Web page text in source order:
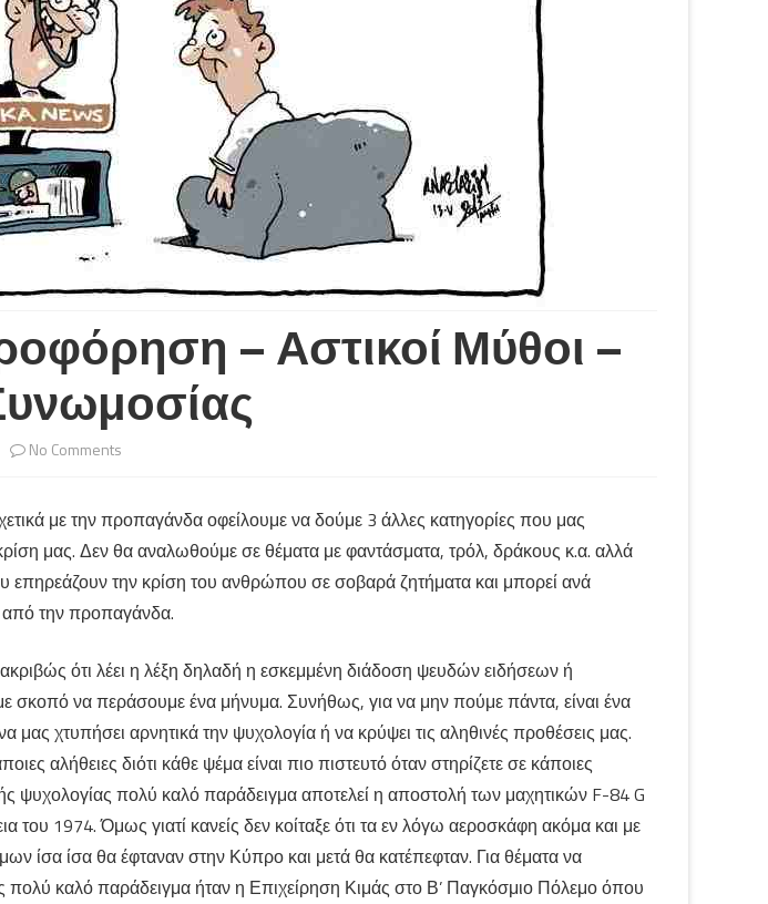
– Αστικοί Μύθοι –
No Commentson
–
Αστικοί
Μύθοι
Θεωρίες
Συνωμοσίας
με την προπαγάνδα οφείλουμε να δούμε 3 άλλες κατηγορίες που μας
μας. Δεν θα αναλωθούμε σε θέματα με φαντάσματα, τρόλ, δράκους κ.α. αλλά
επηρεάζουν την κρίση του ανθρώπου σε σοβαρά ζητήματα και μπορεί ανά
την προπαγάνδα.
ότι λέει η λέξη δηλαδή η εσκεμμένη διάδοση ψευδών ειδήσεων ή
σκοπό να περάσουμε ένα μήνυμα. Συνήθως, για να μην πούμε πάντα, είναι ένα
μας χτυπήσει αρνητικά την ψυχολογία ή να κρύψει τις αληθινές προθέσεις μας.
αλήθειες διότι κάθε ψέμα είναι πιο πιστευτό όταν στηρίζετε σε κάποιες
ψυχολογίας πολύ καλό παράδειγμα αποτελεί η αποστολή των μαχητικών F-84 G
του 1974. Όμως γιατί κανείς δεν κοίταξε ότι τα εν λόγω αεροσκάφη ακόμα και με
ίσα ίσα θα έφταναν στην Κύπρο και μετά θα κατέπεφταν. Για θέματα να
πολύ καλό παράδειγμα ήταν η Επιχείρηση Κιμάς στο Β’ Παγκόσμιο Πόλεμο όπου